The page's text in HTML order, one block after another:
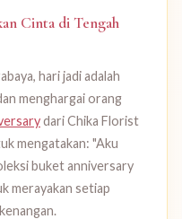
Cinta di Tengah
hari jadi adalah
menghargai orang
dari Chika Florist
mengatakan: "Aku
buket anniversary
merayakan setiap